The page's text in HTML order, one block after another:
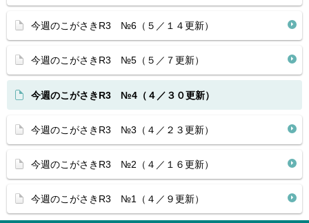
今週のこがさきR3 №6（５／１４更新）
今週のこがさきR3 №5（５／７更新）
今週のこがさきR3 №4（４／３０更新）
今週のこがさきR3 №3（４／２３更新）
今週のこがさきR3 №2（４／１６更新）
今週のこがさきR3 №1（４／９更新）